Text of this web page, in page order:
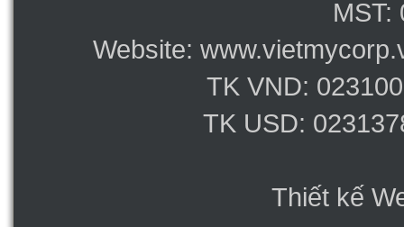
MST:
Website:
TK VND:
TK USD:
Thiết kế